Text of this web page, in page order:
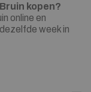
kopen?
online en
week in